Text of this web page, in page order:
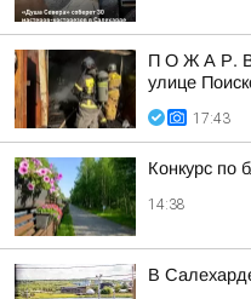
П О Ж А Р. В
улице
17:43
Конкурс по
14:38
В